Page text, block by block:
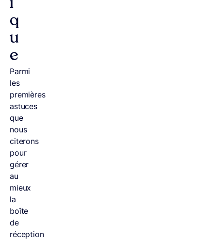
i
q
u
e
Parmi
les
premières
astuces
que
nous
citerons
pour
gérer
au
mieux
la
boîte
de
réception